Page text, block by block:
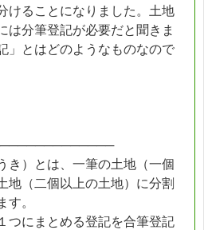
けることになりました。土地
は分筆登記が必要だと聞きま
」とはどのようなものなので
き）とは、一筆の土地（一個
地（二個以上の土地）に分割
す。
つにまとめる登記を合筆登記